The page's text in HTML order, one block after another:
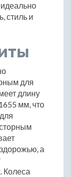
стиль и
для
длину
мм, что
а
Колеса